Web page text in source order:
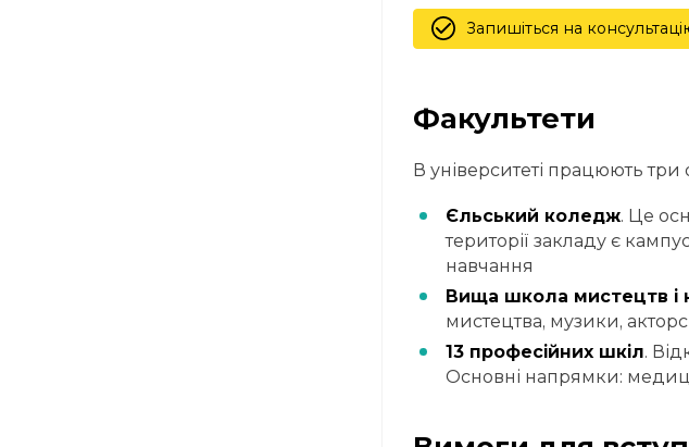
Запишіться на
Факультети
В університеті працюють три
Єльський коледж. Це
території закладу є
навчання
Вища школа мистецтв і
мистецтва, музики,
13 професійних шкіл.
Основні напрямки: